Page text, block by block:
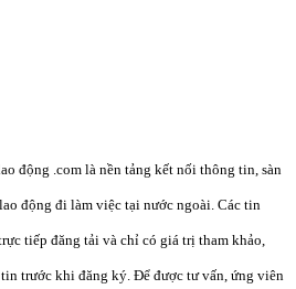
động .com là nền tảng kết nối thông tin, sàn
động đi làm việc tại nước ngoài. Các tin
tiếp đăng tải và chỉ có giá trị tham khảo,
trước khi đăng ký. Để được tư vấn, ứng viên